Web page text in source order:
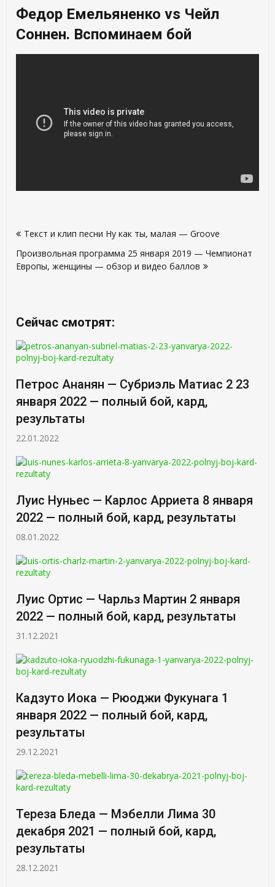
Федор Емельяненко vs Чейл
Соннен. Вспоминаем бой
по
записям
Текст и клип песни Ну как ты, малая — Groove
Произвольная программа 25 января 2019 — Чемпионат
Европы, женщины — обзор и видео баллов
Сейчас смотрят:
Петрос Ананян — Субриэль Матиас 2 23
января 2022 — полный бой, кард,
результаты
22.01.2022
Луис Нуньес — Карлос Арриета 8 января
2022 — полный бой, кард, результаты
08.01.2022
Луис Ортис — Чарльз Мартин 2 января
2022 — полный бой, кард, результаты
31.12.2021
Кадзуто Иока — Рюоджи Фукунага 1
января 2022 — полный бой, кард,
результаты
29.12.2021
Тереза Бледа — Мэбелли Лима 30
декабря 2021 — полный бой, кард,
результаты
28.12.2021